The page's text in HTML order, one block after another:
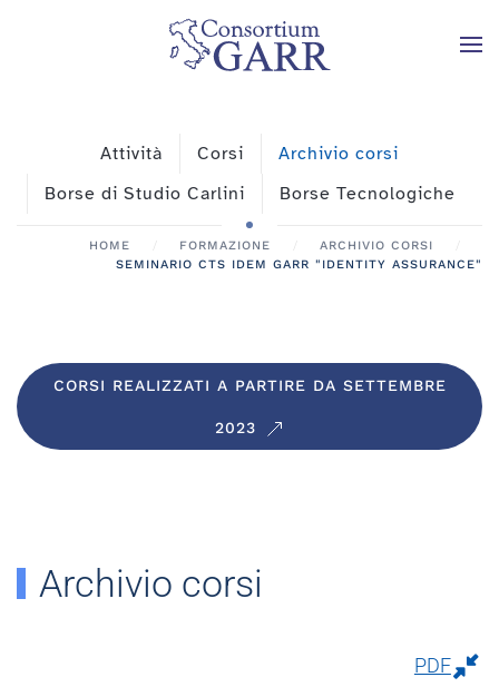
Skip to main content
Attività Corsi
Archivio corsi
Borse di Studio Carlini
Borse Tecnologiche
HOME FORMAZIONE
ARCHIVIO CORSI
SEMINARIO CTS IDEM GARR "IDENTITY ASSURANCE"
CORSI REALIZZATI A PARTIRE DA SETTEMBRE
2023
Archivio corsi
PDF